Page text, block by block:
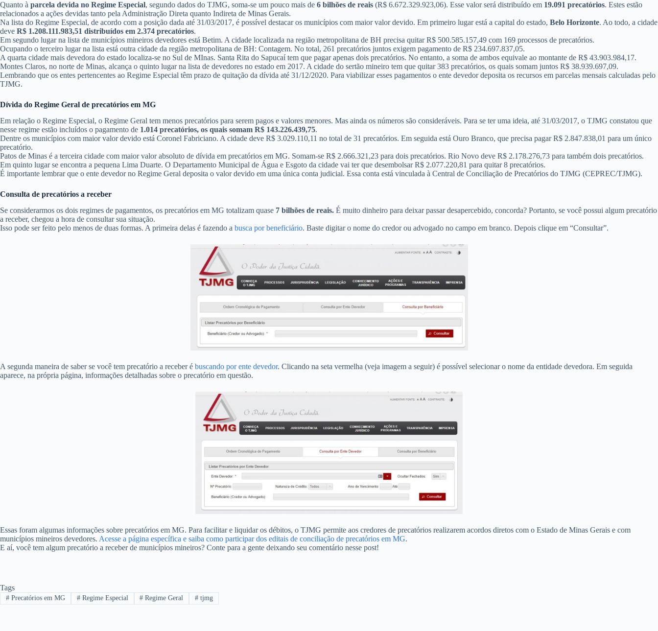
Quanto à parcela devida no Regime Especial, segundo dados do TJMG, soma-se um pouco mais de 6 bilhões de reais (R$ 6.672.329.923,06). Esse valor será distribuído em 19.091 precatórios. Estes estão
relacionados a ações devidas tanto pela Administração Direta quanto Indireta de Minas Gerais.
Na lista do Regime Especial, de acordo com a posição dada até 31/03/2017, é possível destacar os municípios com maior valor devido. Em primeiro lugar está a capital do estado, Belo Horizonte. Ao todo, a cidade
deve R$ 1.208.111.983,51 distribuídos em 2.374 precatórios.
Em segundo lugar na lista de municípios mineiros devedores está Betim. A cidade localizada na região metropolitana de BH precisa quitar R$ 500.585.157,49 com 169 processos de precatórios.
Ocupando o terceiro lugar na lista está outra cidade da região metropolitana de BH: Contagem. No total, 261 precatórios juntos exigem pagamento de R$ 234.697.837,05.
A quarta cidade mais devedora do estado localiza-se no Sul de MInas. Santa Rita do Sapucaí tem que pagar apenas dois precatórios. No entanto, a soma de ambos equivale ao montante de R$ 43.903.984,17.
Montes Claros, no norte de Minas, alcança o quinto lugar na lista de devedores no estado em 2017. A cidade do sertão mineiro tem que quitar 383 precatórios, os quais somam juntos R$ 38.939.697,09.
Lembrando que os entes pertencentes ao Regime Especial têm prazo de quitação da dívida até 31/12/2020. Para viabilizar esses pagamentos o ente devedor deposita os recursos em parcelas mensais calculadas pelo
TJMG.
Dívida do Regime Geral de precatórios em MG
Em relação o Regime Especial, o Regime Geral tem menos precatórios para serem pagos e valores menores. Mas ainda os números são consideráveis. Para se ter uma ideia, até 31/03/2017, o TJMG constatou que
nesse regime estão incluídos o pagamento de 1.014 precatórios, os quais somam R$ 143.226.439,75.
Dentre os municípios com maior valor devido está Coronel Fabriciano. A cidade deve R$ 3.029.110,11 no total de 31 precatórios. Em seguida está Ouro Branco, que precisa pagar R$ 2.847.838,01 para um único
precatório.
Patos de Minas é a terceira cidade com maior valor absoluto de dívida em precatórios em MG. Somam-se R$ 2.666.321,23 para dois precatórios. Rio Novo deve R$ 2.178.276,73 para também dois precatórios.
Em quinto lugar se encontra a pequena Lima Duarte. O Departamento Municipal de Água e Esgoto da cidade vai ter que desembolsar R$ 2.077.220,81 para quitar 8 precatórios.
É importante lembrar que o ente devedor no Regime Geral deposita o valor devido em uma única conta judicial. Essa conta está vinculada à Central de Conciliação de Precatórios do TJMG (CEPREC/TJMG).
Consulta de precatórios a receber
Se considerarmos os dois regimes de pagamentos, os precatórios em MG totalizam quase 7 bilhões de reais. É muito dinheiro para deixar passar desapercebido, concorda? Portanto, se você possui algum precatório
a receber, chegou a hora de consultar sua situação.
Isso pode ser feito pelo menos de duas formas. A primeira delas é fazendo a busca por beneficiário. Baste digitar o nome do credor ou advogado no campo em branco. Depois clique em “Consultar”.
A segunda maneira de saber se você tem precatório a receber é buscando por ente devedor. Clicando na seta vermelha (veja imagem a seguir) é possível selecionar o nome da entidade devedora. Em seguida
aparece, na própria página, informações detalhadas sobre o precatório em questão.
Essas foram algumas informações sobre precatórios em MG. Para facilitar e liquidar os débitos, o TJMG permite aos credores de precatórios realizarem acordos diretos com o Estado de Minas Gerais e com
municípios mineiros devedores. Acesse a página específica e saiba como participar dos editais de conciliação de precatórios em MG.
E aí, você tem algum precatório a receber de municípios mineiros? Conte para a gente deixando seu comentário nesse post!
Tags
#Precatórios em MG #Regime Especial # Regime Geral # tjmg